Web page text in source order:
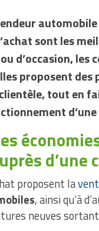
sont les
d’occasion,
proposent
tout en
d’une
proposent la
, ainsi qu’à
neuves